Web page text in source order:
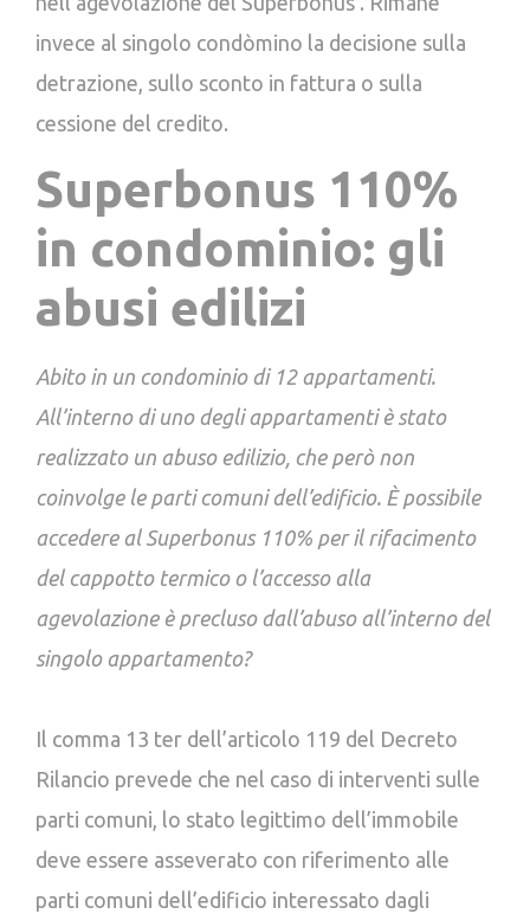
invece al singolo condòmino la decisione sulla
detrazione, sullo sconto in fattura o sulla
cessione del credito.
Superbonus 110%
in condominio: gli
abusi edilizi
Abito in un condominio di 12 appartamenti.
All’interno di uno degli appartamenti è stato
realizzato un abuso edilizio, che però non
coinvolge le parti comuni dell’edificio. È possibile
accedere al Superbonus 110% per il rifacimento
del cappotto termico o l’accesso alla
agevolazione è precluso dall’abuso all’interno del
singolo appartamento?
Il comma 13 ter dell’articolo 119 del Decreto
Rilancio prevede che nel caso di interventi sulle
parti comuni, lo stato legittimo dell’immobile
deve essere asseverato con riferimento alle
parti comuni dell’edificio interessato dagli